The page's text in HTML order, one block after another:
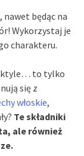
nawet będąc na
Wykorzystaj je
charakteru.
to tylko
się z
włoskie,
Te składniki
ale również